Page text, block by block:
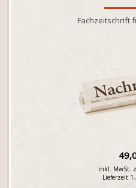
Fachzeitschrift
inkl. MwSt.
Lieferzeit